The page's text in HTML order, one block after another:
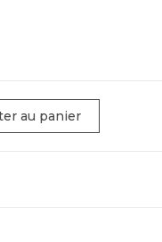
au panier